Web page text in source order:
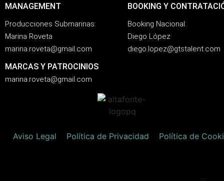
MANAGEMENT
Producciones Submarinas:
Marina Roveta
marina.roveta@gmail.com
MARCAS Y PATROCINIOS
marina.roveta@gmail.com
BOOKING Y
Booking Nacional:
Diego López
diego.lopez@gtstalent.com
Aviso Legal Política de Privacidad Política de